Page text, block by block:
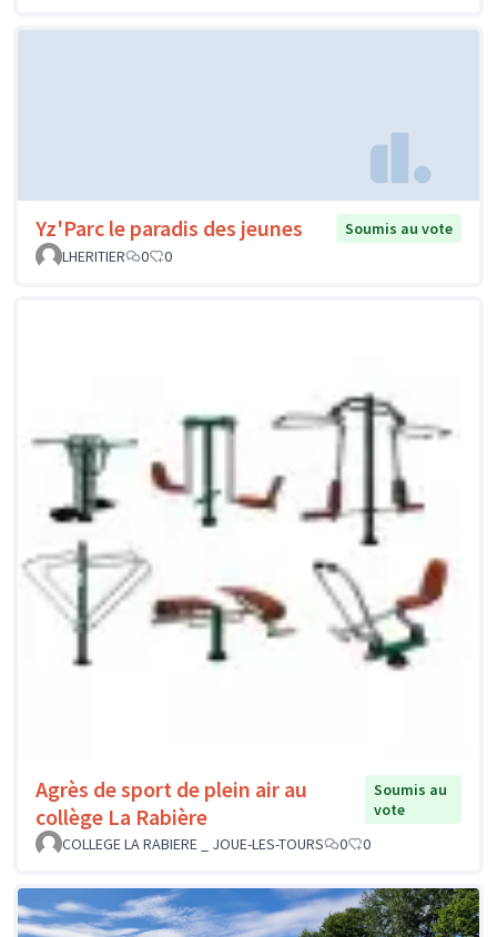
Yz'Parc le paradis des jeunes
Soumis au vote
LHERITIER
0 0
Agrès de sport de plein air au
collège La Rabière
Soumis au
vote
COLLEGE LA RABIERE _ JOUE-LES-TOURS
0 0